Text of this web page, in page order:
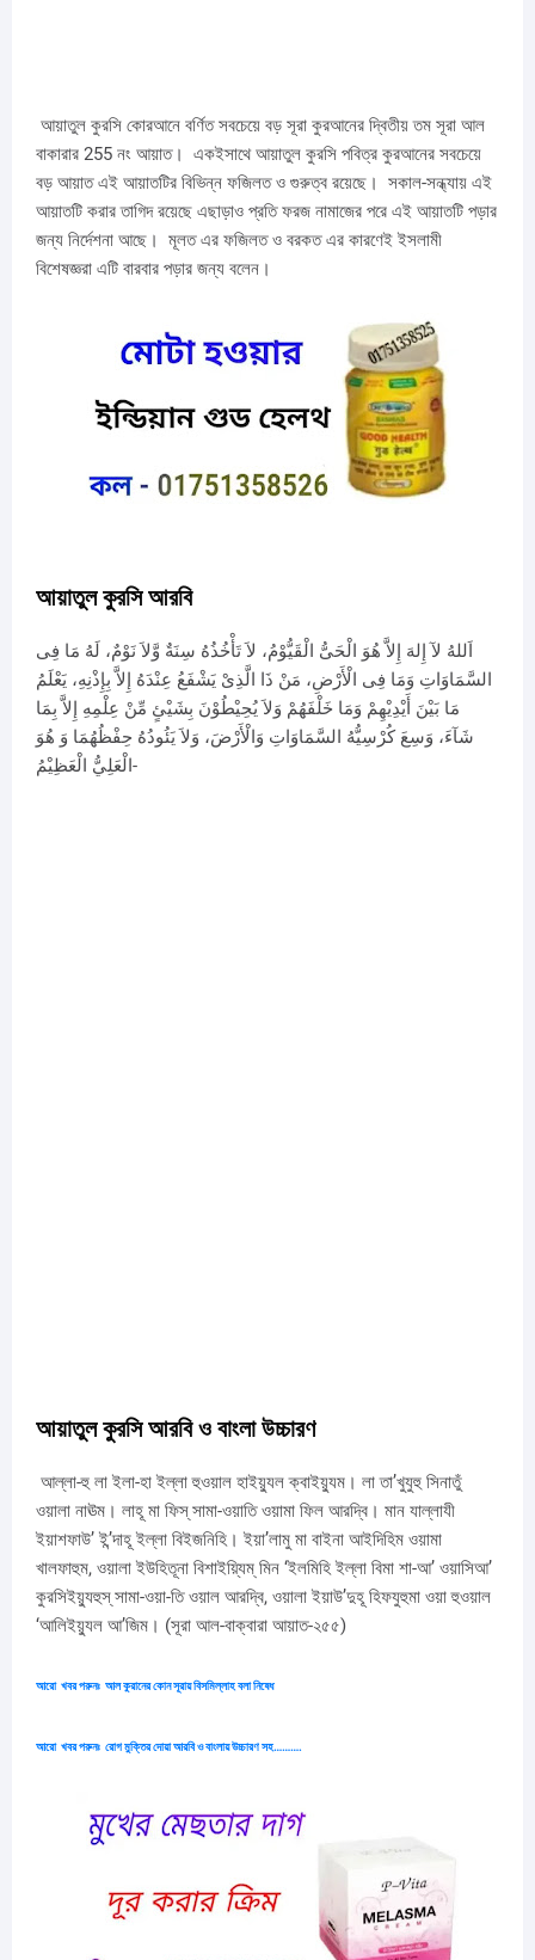
আয়াতুল কুরসি কোরআনে বর্ণিত সবচেয়ে বড় সূরা কুরআনের দ্বিতীয় তম সূরা আল
বাকারার 255 নং আয়াত। একইসাথে আয়াতুল কুরসি পবিত্র কুরআনের সবচেয়ে
বড় আয়াত এই আয়াতটির বিভিন্ন ফজিলত ও গুরুত্ব রয়েছে। সকাল-সন্ধ্যায় এই
আয়াতটি করার তাগিদ রয়েছে এছাড়াও প্রতি ফরজ নামাজের পরে এই আয়াতটি পড়ার
জন্য নির্দেশনা আছে। মূলত এর ফজিলত ও বরকত এর কারণেই ইসলামী
বিশেষজ্ঞরা এটি বারবার পড়ার জন্য বলেন।
আয়াতুল কুরসি আরবি
اَللهُ لآ إِلهَ إِلاَّ هُوَ الْحَىُّ الْقَيُّوْمُ، لاَ تَأْخُذُهُ سِنَةٌ وَّلاَ نَوْمٌ، لَهُ مَا فِى
السَّمَاوَاتِ وَمَا فِى الْأَرْضِ، مَنْ ذَا الَّذِىْ يَشْفَعُ عِنْدَهُ إِلاَّ بِإِذْنِهِ، يَعْلَمُ
مَا بَيْنَ أَيْدِيْهِمْ وَمَا خَلْفَهُمْ وَلاَ يُحِيْطُوْنَ بِشَيْئٍ مِّنْ عِلْمِهِ إِلاَّ بِمَا
شَآءَ، وَسِعَ كُرْسِيُّهُ السَّمَاوَاتِ وَالْأَرْضَ، وَلاَ يَئُودُهُ حِفْظُهُمَا وَ هُوَ
الْعَلِيُّ الْعَظِيْمُ-
আয়াতুল কুরসি আরবি ও বাংলা উচ্চারণ
আল্লা-হু লা ইলা-হা ইল্লা হুওয়াল হাইয়্যুল ক্বাইয়্যুম। লা তা’খুযুহু সিনাতুঁ
ওয়ালা নাঊম। লাহূ মা ফিস্ সামা-ওয়াতি ওয়ামা ফিল আরদ্বি। মান যাল্লাযী
ইয়াশফাউ’ ই’ন্দাহূ ইল্লা বিইজনিহি। ইয়া’লামু মা বাইনা আইদিহিম ওয়ামা
খালফাহুম, ওয়ালা ইউহিতূনা বিশাইয়্যিম্ মিন ‘ইলমিহি ইল্লা বিমা শা-আ’ ওয়াসিআ’
কুরসিইয়্যুহুস্ সামা-ওয়া-তি ওয়াল আরদ্বি, ওয়ালা ইয়াউ’দুহূ হিফযুহুমা ওয়া হুওয়াল
‘আলিইয়্যুল আ’জিম। (সূরা আল-বাক্বারা আয়াত-২৫৫)
আরো খবর পরুনঃ আল কুরানের কোন সূরায় বিসমিল্লাহ বলা নিষেধ
আরো খবর পরুনঃ রোগ মুক্তির দোয়া আরবি ও বাংলায় উচ্চারণ সহ……….